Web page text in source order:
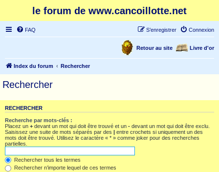
le forum de www.cancoillotte.net
FAQ Connexion
S’enregistrer
Livre d'or
Retour au site
Index du forum Rechercher
Rechercher
RECHERCHER
Recherche par mots-clés :
Placez un + devant un mot qui doit être trouvé et un - devant un mot qui doit être exclu.
Saisissez une suite de mots séparés par des | entre crochets si uniquement un des
mots doit être trouvé. Utilisez le caractère « * » comme joker pour des recherches
partielles.
Rechercher tous les termes
Rechercher n’importe lequel de ces termes